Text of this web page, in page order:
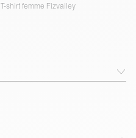
T-shirt femme Fizvalley